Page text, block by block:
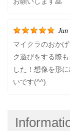
Jun
マイクラのおか
ク遊びをする際
した！想像を形
いです(^^)